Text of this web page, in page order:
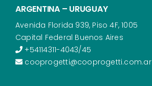
ARGENTINA – URUGUAY
Avenida Florida 939, Piso 4F, 1005
Capital Federal Buenos Aires
+54114311-4043/45
cooprogetti@cooprogetti.com.ar